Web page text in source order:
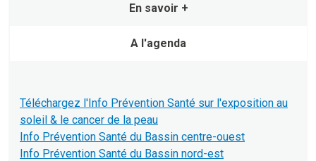
En savoir +
A l'agenda
Téléchargez l'Info Prévention Santé sur l'exposition au
soleil & le cancer de la peau
Info Prévention Santé du Bassin centre-ouest
Info Prévention Santé du Bassin nord-est